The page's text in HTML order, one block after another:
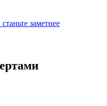
заметнее